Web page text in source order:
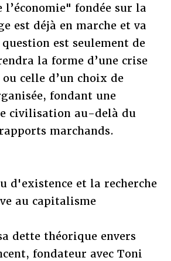
l’économie" fondée sur la
est déjà en marche et va
question est seulement de
la forme d’une crise
celle d’un choix de
fondant une
civilisation au-delà du
marchands.
d'existence et la recherche
au capitalisme
dette théorique envers
fondateur avec Toni